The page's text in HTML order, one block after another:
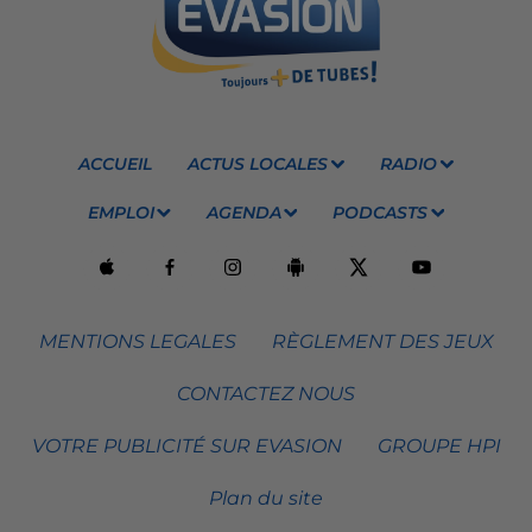
ACCUEIL ACTUS LOCALES RADIO
EMPLOI AGENDA PODCASTS
MENTIONS LEGALES RÈGLEMENT DES JEUX
CONTACTEZ NOUS
VOTRE PUBLICITÉ SUR EVASION GROUPE HPI
Plan du site